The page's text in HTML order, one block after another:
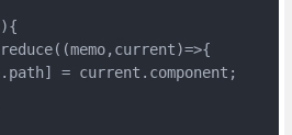
= current.component;